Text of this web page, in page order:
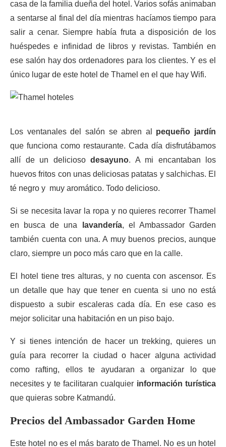
casa de la familia dueña del hotel. Varios sofás animaban
a sentarse al final del día mientras hacíamos tiempo para
salir a cenar. Siempre había fruta a disposición de los
huéspedes e infinidad de libros y revistas. También en
ese salón hay dos ordenadores para los clientes. Y es el
único lugar de este hotel de Thamel en el que hay Wifi.
Los ventanales del salón se abren al pequeño jardín
que funciona como restaurante. Cada día disfrutábamos
allí de un delicioso desayuno. A mi encantaban los
huevos fritos con unas deliciosas patatas y salchichas. El
té negro y muy aromático. Todo delicioso.
Si se necesita lavar la ropa y no quieres recorrer Thamel
en busca de una lavandería, el Ambassador Garden
también cuenta con una. A muy buenos precios, aunque
claro, siempre un poco más caro que en la calle.
El hotel tiene tres alturas, y no cuenta con ascensor. Es
un detalle que hay que tener en cuenta si uno no está
dispuesto a subir escaleras cada día. En ese caso es
mejor solicitar una habitación en un piso bajo.
Y si tienes intención de hacer un trekking, quieres un
guía para recorrer la ciudad o hacer alguna actividad
como rafting, ellos te ayudaran a organizar lo que
necesites y te facilitaran cualquier información turística
que quieras sobre Katmandú.
Precios del Ambassador Garden Home
Este hotel no es el más barato de Thamel. No es un hotel